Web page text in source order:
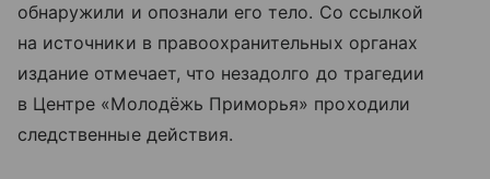
обнаружили и опознали его тело. Со ссылкой
на источники в правоохранительных органах
издание отмечает, что незадолго до трагедии
в Центре «Молодёжь Приморья» проходили
следственные действия.